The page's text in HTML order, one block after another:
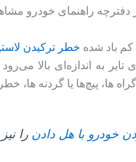
راهنمای خودرو
باد شده خطر ترکیدن
تایر به اندازه‌ای بالا
ها، پیچ‌ها یا گردنه ها،
خودرو با هل دادن را